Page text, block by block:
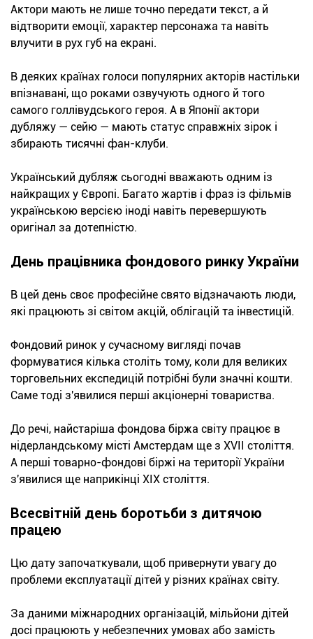
Актори мають не лише точно передати текст, а й
відтворити емоції, характер персонажа та навіть
влучити в рух губ на екрані.
В деяких країнах голоси популярних акторів настільки
впізнавані, що роками озвучують одного й того
самого голлівудського героя. А в Японії актори
дубляжу — сейю — мають статус справжніх зірок і
збирають тисячні фан-клуби.
Український дубляж сьогодні вважають одним із
найкращих у Європі. Багато жартів і фраз із фільмів
українською версією іноді навіть перевершують
оригінал за дотепністю.
День працівника фондового ринку України
В цей день своє професійне свято відзначають люди,
які працюють зі світом акцій, облігацій та інвестицій.
Фондовий ринок у сучасному вигляді почав
формуватися кілька століть тому, коли для великих
торговельних експедицій потрібні були значні кошти.
Саме тоді з'явилися перші акціонерні товариства.
До речі, найстаріша фондова біржа світу працює в
нідерландському місті Амстердам ще з XVII століття.
А перші товарно-фондові біржі на території України
з'явилися ще наприкінці XIX століття.
Всесвітній день боротьби з дитячою
працею
Цю дату започаткували, щоб привернути увагу до
проблеми експлуатації дітей у різних країнах світу.
За даними міжнародних організацій, мільйони дітей
досі працюють у небезпечних умовах або замість